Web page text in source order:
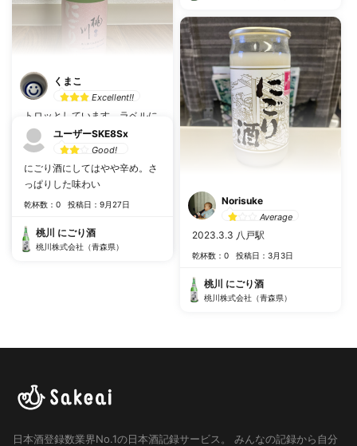
くまこ
Excellent!!
トロッとしています。ラベルに
は甘口表示で、初めはお米の甘
さはありますが、思ったより後
味はやや辛めでスッキリ。食中
酒でもオッケーです。
乾杯数：0 投稿日：11月7日
桃川 にごり酒
桃川株式会社（青森県）
Norisuke
Average
2023.3.3 八戸駅
乾杯数：0 投稿日：3月3日
桃川 にごり酒
桃川株式会社（青森県）
ユーザーSKE8Sx
Good!
にごり酒にしてはやや辛め。さ
っぱりした味わい
乾杯数：0 投稿日：9月27日
桃川 にごり酒
桃川株式会社（青森県）
日本酒登録数業界No.1の日本酒記録サービス。
みんなの記録から自分